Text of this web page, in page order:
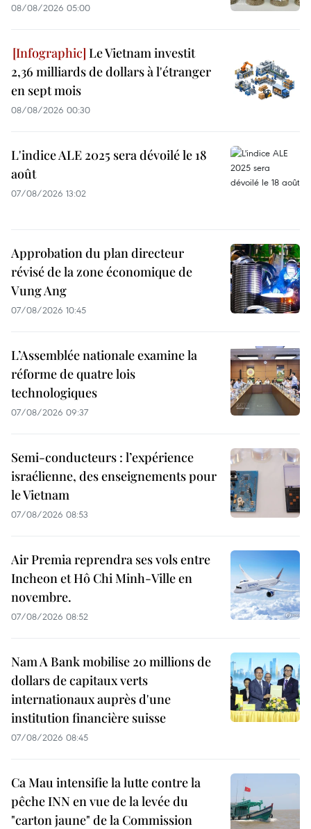
08/08/2026 05:00
Le Vietnam investit
2,36 milliards de dollars à l'étranger
en sept mois
08/08/2026 00:30
L'indice ALE 2025 sera dévoilé le 18
août
07/08/2026 13:02
Approbation du plan directeur
révisé de la zone économique de
Vung Ang
07/08/2026 10:45
L’Assemblée nationale examine la
réforme de quatre lois
technologiques
07/08/2026 09:37
Semi-conducteurs : l’expérience
israélienne, des enseignements pour
le Vietnam
07/08/2026 08:53
Air Premia reprendra ses vols entre
Incheon et Hô Chi Minh-Ville en
novembre.
07/08/2026 08:52
Nam A Bank mobilise 20 millions de
dollars de capitaux verts
internationaux auprès d'une
institution financière suisse
07/08/2026 08:45
Ca Mau intensifie la lutte contre la
pêche INN en vue de la levée du
"carton jaune" de la Commission